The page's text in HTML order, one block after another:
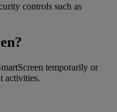
controls such as
temporarily or
activities.